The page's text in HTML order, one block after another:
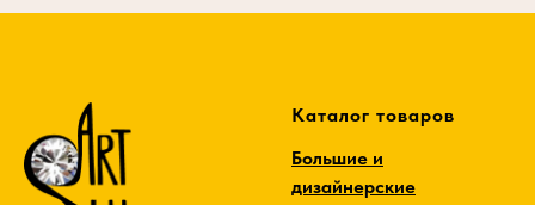
Каталог товаров
Большие и
дизайнерские